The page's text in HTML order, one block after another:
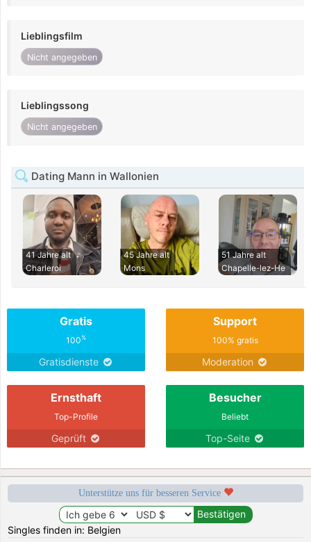
Lieblingsfilm
Nicht angegeben
Lieblingssong
Nicht angegeben
Dating Mann in Wallonien
41 Jahre alt
Charleroi
45 Jahre alt
Mons
51 Jahre alt
Chapelle-lez-He
Gratis
100%
Gratisdienste
Support
100% gratis
Moderation
Ernsthaft
Top-Profile
Geprüft
Besucher
Beliebt
Top-Seite
Unterstütze uns für besseren Service
Singles finden in: Belgien